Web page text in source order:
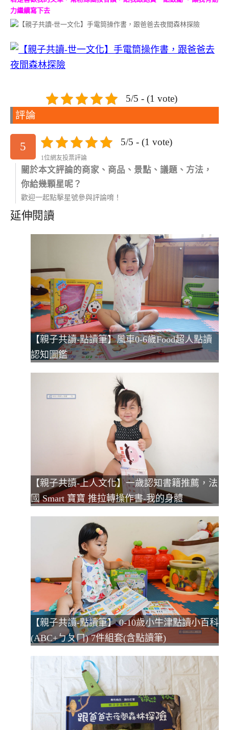
力繼續寫下去
5/5 - (1 vote)
評論
5 5/5 - (1 vote)
1位網友投票評論
關於本文評論的商家、商品、景點、議題、方法，
你給幾顆星呢？
歡迎一起點擊星號參與評論唷！
延伸閱讀
【親子共讀-點讀筆】風車0-6歲Food超人點讀
認知圖鑑
【親子共讀-上人文化】一歲認知書籍推薦，法
國 Smart 寶寶 推拉轉操作書-我的身體
【親子共讀-點讀筆】 0-10歲小牛津點讀小百科
(ABC+ㄅㄆㄇ) 7件組套(含點讀筆)